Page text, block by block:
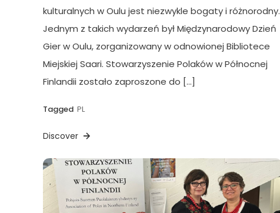
kulturalnych w Oulu jest niezwykle bogaty i różnorodny.
Jednym z takich wydarzeń był Międzynarodowy Dzień
Gier w Oulu, zorganizowany w odnowionej Bibliotece
Miejskiej Saari. Stowarzyszenie Polaków w Północnej
Finlandii zostało zaproszone do […]
Tagged PL
Discover